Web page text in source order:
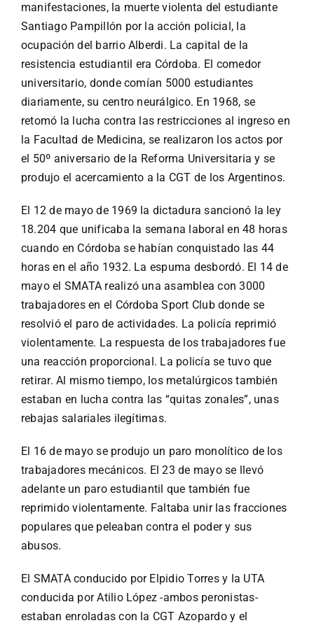
manifestaciones, la muerte violenta del estudiante
Santiago Pampillón por la acción policial, la
ocupación del barrio Alberdi. La capital de la
resistencia estudiantil era Córdoba. El comedor
universitario, donde comían 5000 estudiantes
diariamente, su centro neurálgico. En 1968, se
retomó la lucha contra las restricciones al ingreso en
la Facultad de Medicina, se realizaron los actos por
el 50º aniversario de la Reforma Universitaria y se
produjo el acercamiento a la CGT de los Argentinos.
El 12 de mayo de 1969 la dictadura sancionó la ley
18.204 que unificaba la semana laboral en 48 horas
cuando en Córdoba se habían conquistado las 44
horas en el año 1932. La espuma desbordó. El 14 de
mayo el SMATA realizó una asamblea con 3000
trabajadores en el Córdoba Sport Club donde se
resolvió el paro de actividades. La policía reprimió
violentamente. La respuesta de los trabajadores fue
una reacción proporcional. La policía se tuvo que
retirar. Al mismo tiempo, los metalúrgicos también
estaban en lucha contra las “quitas zonales”, unas
rebajas salariales ilegítimas.
El 16 de mayo se produjo un paro monolítico de los
trabajadores mecánicos. El 23 de mayo se llevó
adelante un paro estudiantil que también fue
reprimido violentamente. Faltaba unir las fracciones
populares que peleaban contra el poder y sus
abusos.
El SMATA conducido por Elpidio Torres y la UTA
conducida por Atilio López -ambos peronistas-
estaban enroladas con la CGT Azopardo y el